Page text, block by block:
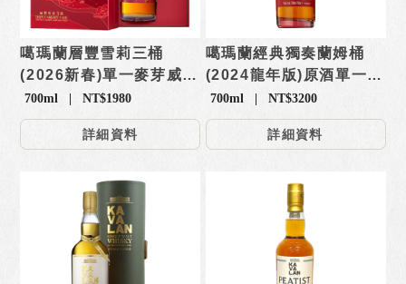
噶瑪蘭層豐雪莉三桶
(2026新春)單一麥芽威士
忌【禮盒】
700ml | NT$1980
詳細資料
噶瑪蘭經典獨奏蘭姆桶
(2024龍年版)原酒單一麥
芽威士忌
700ml | NT$3200
詳細資料